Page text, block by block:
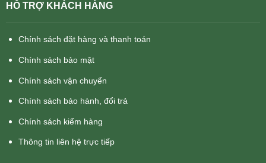
HỖ TRỢ KHÁCH HÀNG
Chính sách đặt hàng và thanh toán
Chính sách bảo mật
Chính sách vận chuyển
Chính sách bảo hành, đổi trả
Chính sách kiểm hàng
Thông tin liên hệ trực tiếp